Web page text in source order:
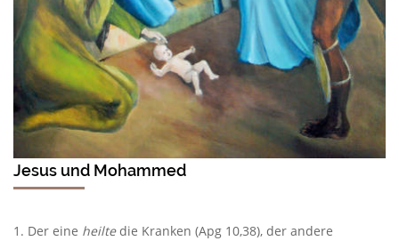
Jesus und Mohammed
1. Der eine heiltedie Kranken (Apg 10,38), der andere